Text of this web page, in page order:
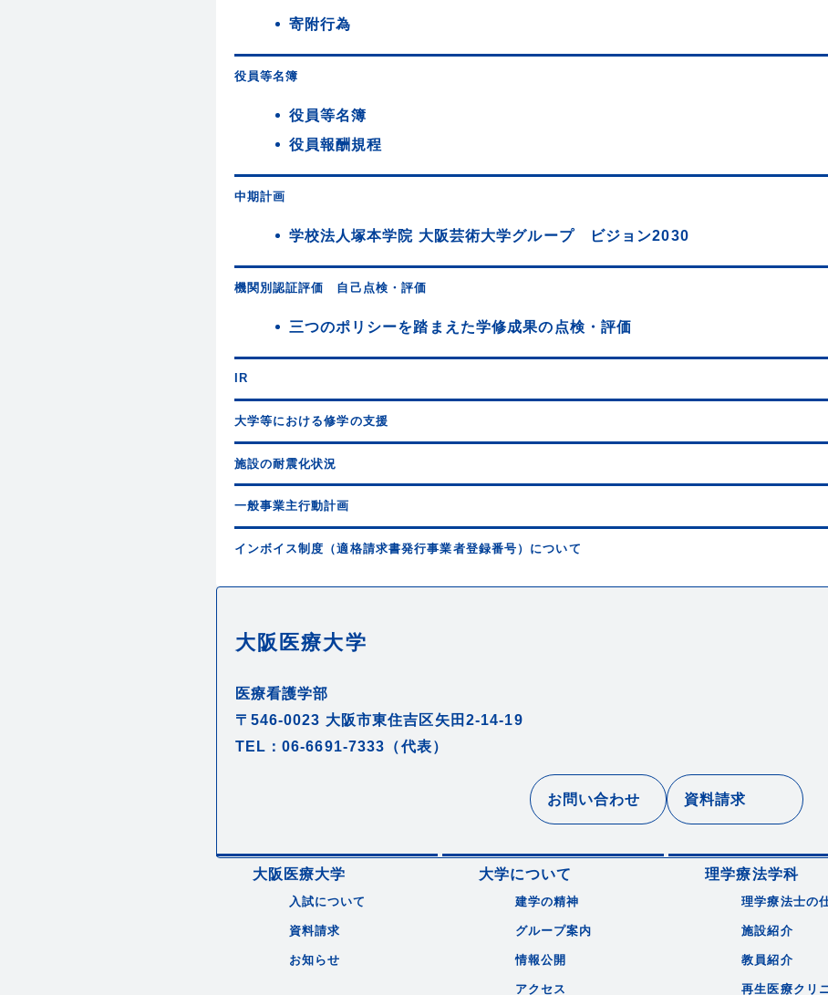
寄附行為
役員等名簿
役員等名簿
役員報酬規程
中期計画
学校法人塚本学院 大阪芸術大学グループ ビジョン2030
機関別認証評価 自己点検・評価
三つのポリシーを踏まえた学修成果の点検・評価
IR
大学等における修学の支援
施設の耐震化状況
一般事業主行動計画
インボイス制度（適格請求書発行事業者登録番号）について
大阪医療大学
医療看護学部
〒546-0023 大阪市東住吉区矢田2-14-19
TEL：06-6691-7333（代表）
お問い合わせ 資料請求
大阪医療大学
入試について
資料請求
お知らせ
大学について
建学の精神
グループ案内
情報公開
アクセス
理学療法学科
理学療法士の
施設紹介
教員紹介
再生医療クリ